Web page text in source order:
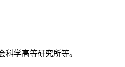
学高等研究所等。